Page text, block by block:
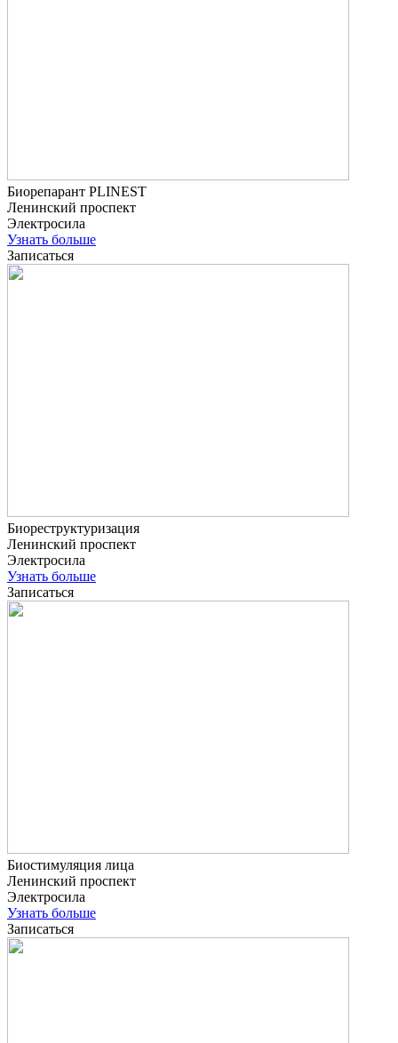
Биорепарант PLINEST
Ленинский проспект
Электросила
Узнать больше
Записаться
Биореструктуризация
Ленинский проспект
Электросила
Узнать больше
Записаться
Биостимуляция лица
Ленинский проспект
Электросила
Узнать больше
Записаться